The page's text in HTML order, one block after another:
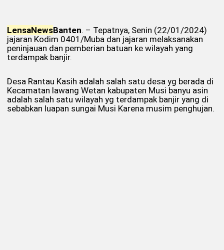
LensaNewsBanten. – Tepatnya, Senin (22/01/2024)
jajaran Kodim 0401/Muba dan jajaran melaksanakan
peninjauan dan pemberian batuan ke wilayah yang
terdampak banjir.
Desa Rantau Kasih adalah salah satu desa yg berada di
Kecamatan lawang Wetan kabupaten Musi banyu asin
adalah salah satu wilayah yg terdampak banjir yang di
sebabkan luapan sungai Musi Karena musim penghujan.